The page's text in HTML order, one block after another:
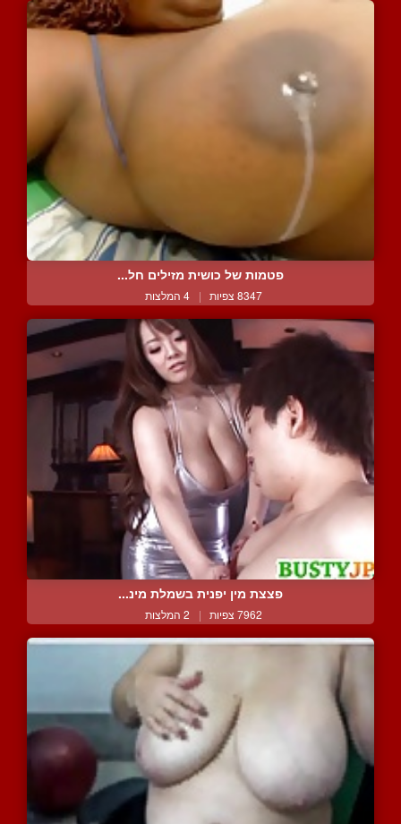
פטמות של כושית מזילים חל...
8347 צפיות | 4 המלצות
פצצת מין יפנית בשמלת מינ...
7962 צפיות | 2 המלצות